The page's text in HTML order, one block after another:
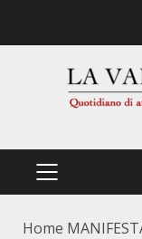
PRIMÄRES
Home